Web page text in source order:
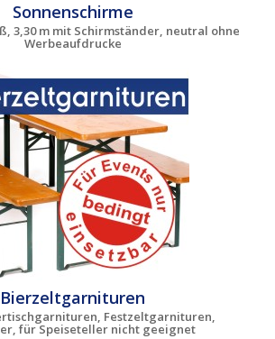
Sonnenschirme
3,30 m mit Schirmständer, neutral ohne
Werbeaufdrucke
Bierzeltgarnituren
Festzeltgarnituren,
für Speiseteller nicht geeignet